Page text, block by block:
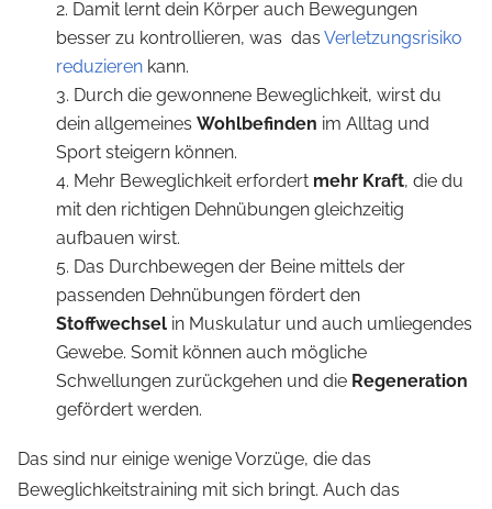
Damit lernt dein Körper auch Bewegungen
besser zu kontrollieren, was das Verletzungsrisiko
reduzieren kann.
Durch die gewonnene Beweglichkeit, wirst du
dein allgemeines Wohlbefinden im Alltag und
Sport steigern können.
Mehr Beweglichkeit erfordert mehr Kraft, die du
mit den richtigen Dehnübungen gleichzeitig
aufbauen wirst.
Das Durchbewegen der Beine mittels der
passenden Dehnübungen fördert den
Stoffwechsel in Muskulatur und auch umliegendes
Gewebe. Somit können auch mögliche
Schwellungen zurückgehen und die Regeneration
gefördert werden.
Das sind nur einige wenige Vorzüge, die das
Beweglichkeitstraining mit sich bringt. Auch das